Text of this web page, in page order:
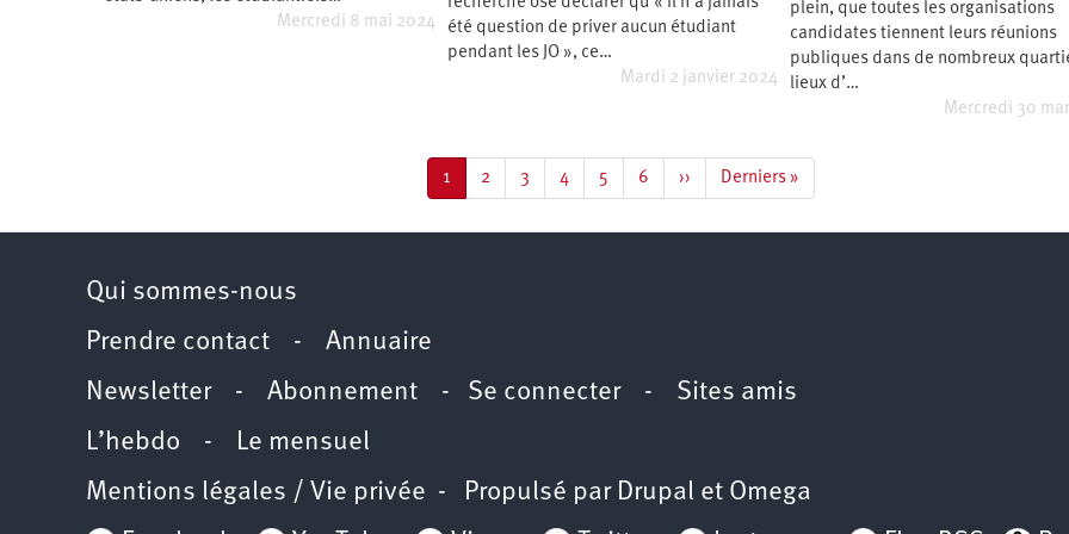
d’été
Mercredi 8 mai 2024
été question de priver aucun étudiant
pendant les JO », ce…
Mardi 2 janvier 2024
plein, que toutes les organisations
candidates tiennent leurs réunions
publiques dans de nombreux
lieux d’…
Mercredi 30
Page
courante
1 Page
2 Page
3 Page
4 Page
5 Page
6
Page
suivante
››
Dernière
page
Derniers »
Qui sommes-nous
Prendre contact - Annuaire
Newsletter - Abonnement - Se connecter- Sites amis
L’hebdo - Le mensuel
Mentions légales / Vie privée - Propulsé par Drupal et Omega